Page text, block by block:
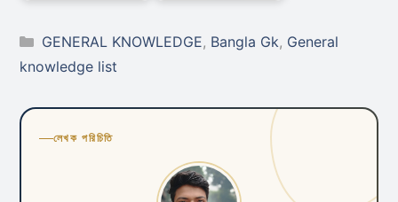
Categories
GENERAL KNOWLEDGE, Bangla Gk, General
knowledge list
লেখক পরিচিতি